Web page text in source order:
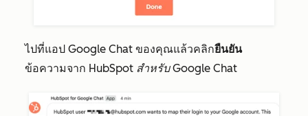
ไปที่แอป Google Chat ของคุณแล้วคลิกยืนยัน
ข้อความจาก HubSpot สำหรับ Google Chat